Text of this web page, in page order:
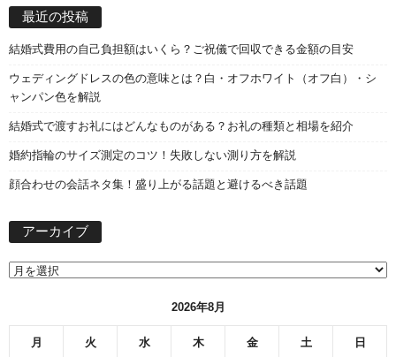
最近の投稿
結婚式費用の自己負担額はいくら？ご祝儀で回収できる金額の目安
ウェディングドレスの色の意味とは？白・オフホワイト（オフ白）・シ
ャンパン色を解説
結婚式で渡すお礼にはどんなものがある？お礼の種類と相場を紹介
婚約指輪のサイズ測定のコツ！失敗しない測り方を解説
顔合わせの会話ネタ集！盛り上がる話題と避けるべき話題
アーカイブ
2026年8月
月 火 水 木 金 土 日